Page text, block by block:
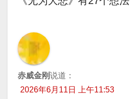
导
航
赤威金刚说道：
2026年6月11日 上午11:53